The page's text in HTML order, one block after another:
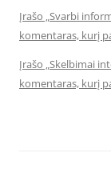
Įrašo „Svarbi
komentaras, kurį
Įrašo „Skelbimai
komentaras, kurį